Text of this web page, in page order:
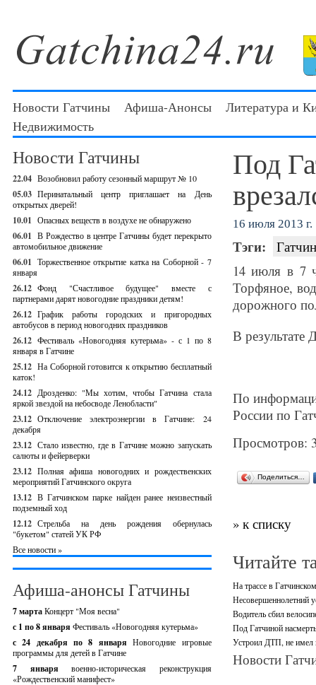
Новости Гатчины Афиша-Анонсы
Литература и
Недвижимость
Новости Гатчины
22.04 Возобновил работу сезонный маршрут № 10
05.03 Перинатальный центр приглашает на День
открытых дверей!
10.01 Опасных веществ в воздухе не обнаружено
06.01 В Рождество в центре Гатчины будет перекрыто
автомобильное движение
06.01 Торжественное открытие катка на Соборной - 7
января
26.12 Фонд "Счастливое будущее" вместе с
партнерами дарят новогодние праздники детям!
26.12 График работы городских и пригородных
автобусов в период новогодних праздников
26.12 Фестиваль «Новогодняя кутерьма» - с 1 по 8
января в Гатчине
25.12 На Соборной готовится к открытию бесплатный
каток!
24.12 Дрозденко: "Мы хотим, чтобы Гатчина стала
яркой звездой на небосводе Ленобласти"
23.12 Отключение электроэнергии в Гатчине: 24
декабря
23.12 Стало известно, где в Гатчине можно запускать
салюты и фейерверки
23.12 Полная афиша новогодних и рождественских
мероприятий Гатчинского округа
13.12 В Гатчинском парке найден ранее неизвестный
подземный ход
12.12 Стрельба на день рождения обернулась
"букетом" статей УК РФ
Все новости »
Афиша-анонсы Гатчины
7 мартаКонцерт "Моя весна"
с 1 по 8 января Фестиваль «Новогодняя кутерьма»
с 24 декабря по 8 январяНовогодние игровые
программы для детей в Гатчине
7 январявоенно-историческая реконструкция
«Рождественский манифест»
Под
16 июля 2013 г.
Тэги:
14 июля в 7
Торфяное,
дорожного
В результате
По
России по
Просмотров:
Поделиться…
» к списку
Читайте
На трассе в
Несовершеннолетний
Водитель сбил
Под Гатчиной
Устроил ДТП, не имел
Новости